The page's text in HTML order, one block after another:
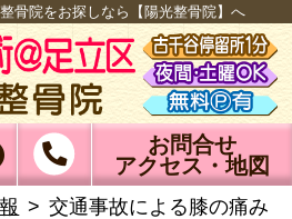
骨院をお探しなら【陽光整骨院】へ
お問合せ
アクセス・地図
交通事故による膝の痛み